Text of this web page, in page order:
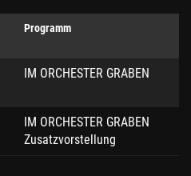
Programm
IM ORCHESTER GRABEN
IM ORCHESTER GRABEN
Zusatzvorstellung